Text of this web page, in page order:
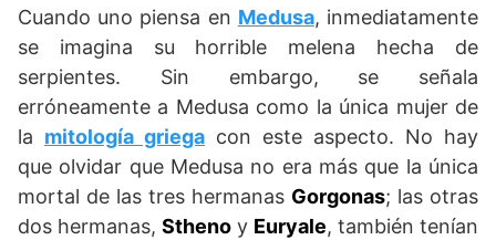
Cuando uno piensa en Medusa, inmediatamente
se imagina su horrible melena hecha de
serpientes. Sin embargo, se señala
erróneamente a Medusa como la única mujer de
la mitología griega con este aspecto. No hay
que olvidar que Medusa no era más que la única
mortal de las tres hermanas Gorgonas; las otras
dos hermanas, Stheno y Euryale, también tenían